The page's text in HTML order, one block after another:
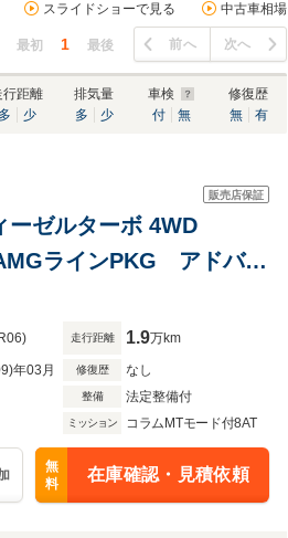
スライドショーで見る 中古車相場
最初 1 最後 前へ 次へ
行距離
多
少
排気量
多
少
車検
付
無
修復歴
無
有
販売店保証
ゼルターボ 4WD
ラインPKG アドバン
走行距離 1.9万km
年03月 修復歴 なし
整備 法定整備付
ミッション コラムMTモード付8AT
無
料
在庫確認・見積依頼